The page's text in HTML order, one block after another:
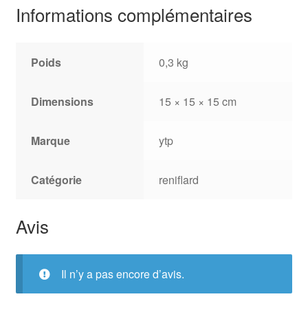
Informations complémentaires
Poids 0,3 kg
Dimensions 15 × 15 × 15 cm
Marque ytp
Catégorie reniflard
Avis
Il n’y a pas encore d’avis.